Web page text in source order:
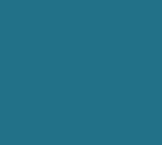
Ao clicar em “Cadastrar” você
do novo golpe parlamentar –
de galinheiro diante da opinião
duas casas legislativas.
de PSOL, PT, PCdoB e
lá-dá-cá palaciano e na